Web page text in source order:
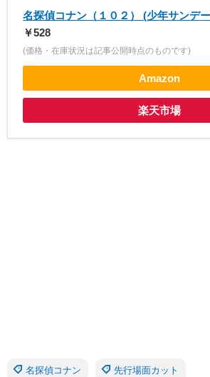
名探偵コナン（１０２） (少年サンデ
￥528
(価格・在庫状況は記事公開時点のものです)
Amazon
楽天市場
名探偵コナン 先行場面カット